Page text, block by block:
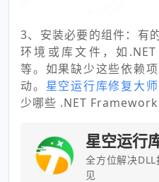
3、安装必要的组件：有
环境或库文件，如
等。如果缺少这些依赖
动。 星空运行库修复大师
少哪些 .NET Framework
星空运行
全方位解决
见